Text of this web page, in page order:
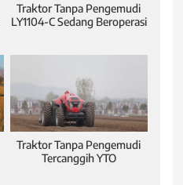
Traktor Tanpa Pengemudi
LY1104-C Sedang Beroperasi
Traktor Tanpa Pengemudi
Tercanggih YTO